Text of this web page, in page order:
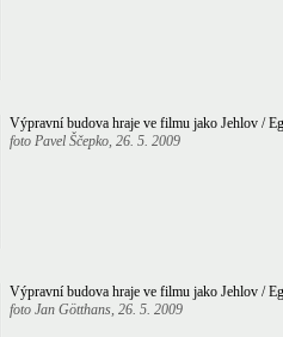
Výpravní budova hraje ve filmu jako Jehlov /
foto Pavel Ščepko, 26. 5. 2009
Výpravní budova hraje ve filmu jako Jehlov /
foto Jan Götthans, 26. 5. 2009